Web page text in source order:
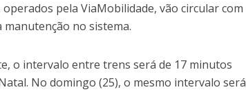
pela ViaMobilidade, vão circular com
no sistema.
o intervalo entre trens será de 17 minutos
No domingo (25), o mesmo intervalo será